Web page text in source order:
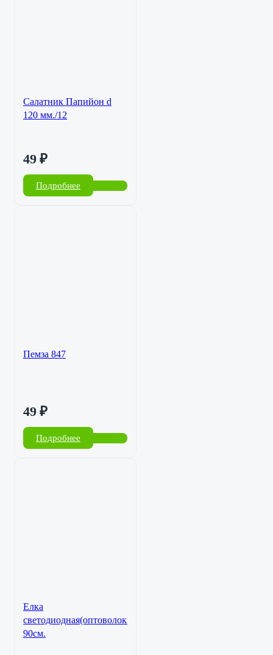
Салатник Папийон d
120 мм./12
49 ₽
Подробнее
Пемза 847
49 ₽
Подробнее
Елка
светодиодная(оптоволокно)
90см.